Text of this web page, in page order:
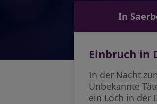
In
Einbruch in
In der Nacht
Unbekannte
ein Loch in der